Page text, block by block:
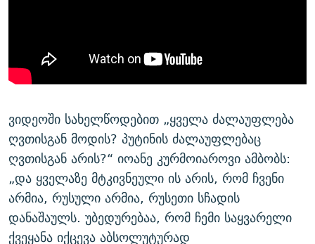
ვიდეოში სახელწოდებით „ყველა ძალაუფლება
ღვთისგან მოდის? პუტინის ძალაუფლებაც
ღვთისგან არის?“ იოანე კურმოიაროვი ამბობს:
„და ყველაზე მტკივნეული ის არის, რომ ჩვენი
არმია, რუსული არმია, რუსეთი სჩადის
დანაშაულს. უბედურებაა, რომ ჩემი საყვარელი
ქვეყანა იქცევა აბსოლუტურად